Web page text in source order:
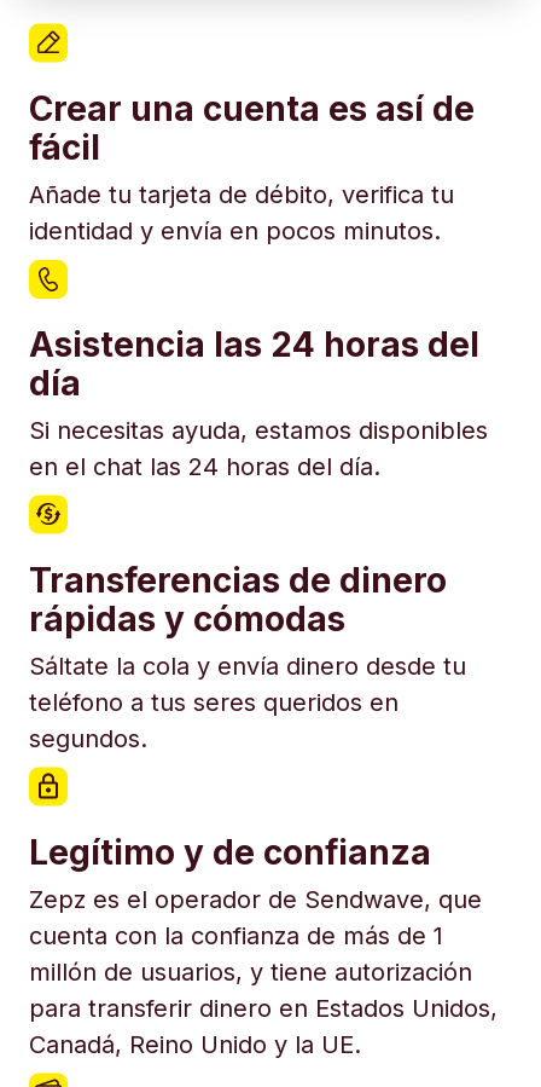
Crear una cuenta es así de
fácil
Añade tu tarjeta de débito, verifica tu
identidad y envía en pocos minutos.
Asistencia las 24 horas del
día
Si necesitas ayuda, estamos disponibles
en el chat las 24 horas del día.
Transferencias de dinero
rápidas y cómodas
Sáltate la cola y envía dinero desde tu
teléfono a tus seres queridos en
segundos.
Legítimo y de confianza
Zepz es el operador de Sendwave, que
cuenta con la confianza de más de 1
millón de usuarios, y tiene autorización
para transferir dinero en Estados Unidos,
Canadá, Reino Unido y la UE.